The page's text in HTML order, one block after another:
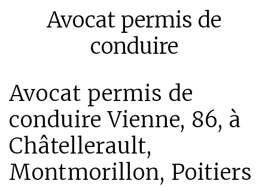
Avocat permis de
conduire
Avocat permis de
conduire Vienne, 86, à
Châtellerault,
Montmorillon, Poitiers